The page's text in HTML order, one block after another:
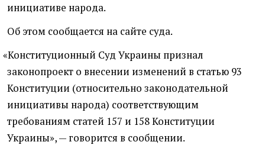
инициативе народа.
Об этом сообщается на сайте суда.
«Конституционный Суд Украины признал
законопроект о внесении изменений в статью 93
Конституции (относительно законодательной
инициативы народа) соответствующим
требованиям статей 157 и 158 Конституции
Украины», — говорится в сообщении.